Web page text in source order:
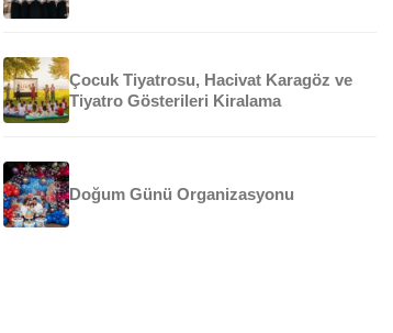
Çocuk Tiyatrosu, Hacivat Karagöz ve
Tiyatro Gösterileri Kiralama
Doğum Günü Organizasyonu